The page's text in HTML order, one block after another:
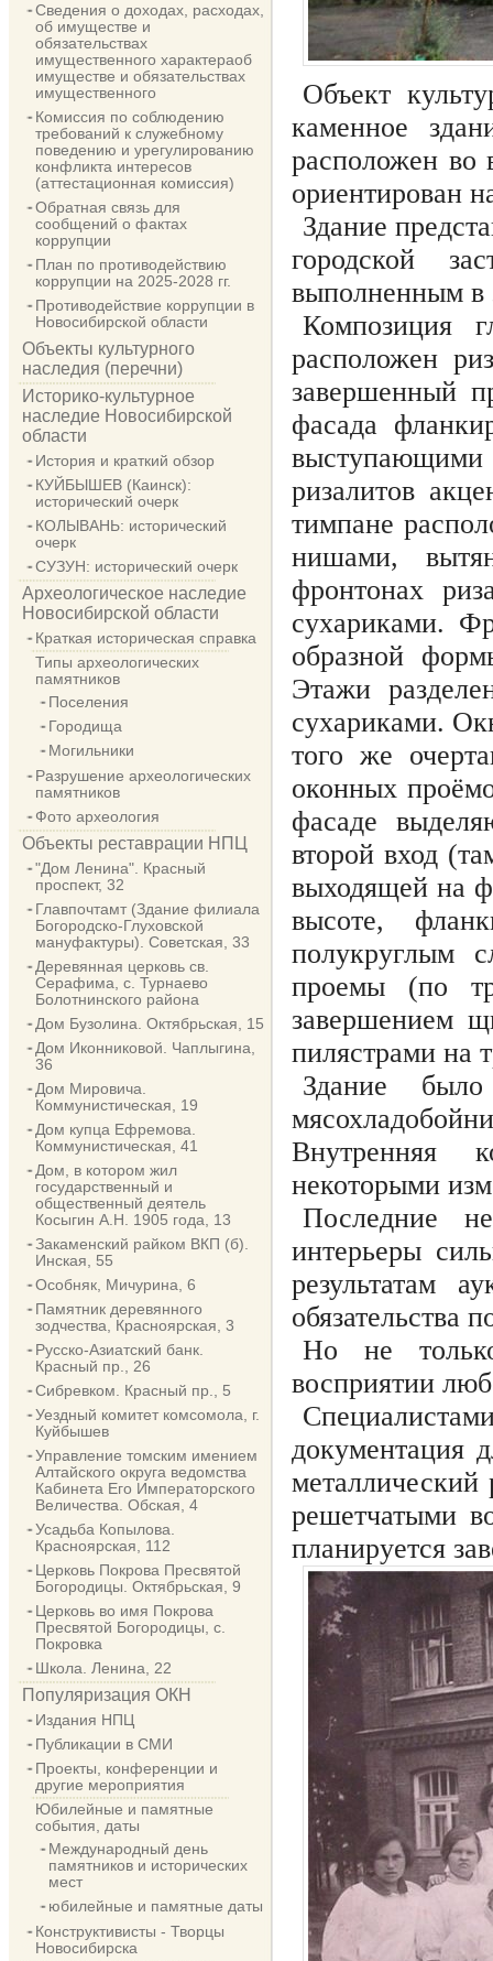
Сведения о доходах, расходах,
об имуществе и
обязательствах
имущественного характераоб
имуществе и обязательствах
имущественного
Комиссия по соблюдению
требований к служебному
поведению и урегулированию
конфликта интересов
(аттестационная комиссия)
Обратная связь для
сообщений о фактах
коррупции
План по противодействию
коррупции на 2025-2028 гг.
Противодействие коррупции в
Новосибирской области
Объекты культурного
наследия (перечни)
Историко-культурное
наследие Новосибирской
области
История и краткий обзор
КУЙБЫШЕВ (Каинск):
исторический очерк
КОЛЫВАНЬ: исторический
очерк
СУЗУН: исторический очерк
Археологическое наследие
Новосибирской области
Краткая историческая справка
Типы археологических
памятников
Поселения
Городища
Могильники
Разрушение археологических
памятников
Фото археология
Объекты реставрации НПЦ
"Дом Ленина". Красный
проспект, 32
Главпочтамт (Здание филиала
Богородско-Глуховской
мануфактуры). Советская, 33
Деревянная церковь св.
Серафима, с. Турнаево
Болотнинского района
Дом Бузолина. Октябрьская, 15
Дом Иконниковой. Чаплыгина,
36
Дом Мировича.
Коммунистическая, 19
Дом купца Ефремова.
Коммунистическая, 41
Дом, в котором жил
государственный и
общественный деятель
Косыгин А.Н. 1905 года, 13
Закаменский райком ВКП (б).
Инская, 55
Особняк, Мичурина, 6
Памятник деревянного
зодчества, Красноярская, 3
Русско-Азиатский банк.
Красный пр., 26
Сибревком. Красный пр., 5
Уездный комитет комсомола, г.
Куйбышев
Управление томским имением
Алтайского округа ведомства
Кабинета Его Императорского
Величества. Обская, 4
Усадьба Копылова.
Красноярская, 112
Церковь Покрова Пресвятой
Богородицы. Октябрьская, 9
Церковь во имя Покрова
Пресвятой Богородицы, с.
Покровка
Школа. Ленина, 22
Популяризация ОКН
Издания НПЦ
Публикации в СМИ
Проекты, конференции и
другие мероприятия
Юбилейные и памятные
события, даты
Международный день
памятников и исторических
мест
юбилейные и памятные даты
Конструктивисты - Творцы
Новосибирска
Объект
каменное
расположен во
ориентирован
Здание
городской
выполненным в
Композиция
расположен
завершенный
фасада
выступающими
ризалитов
тимпане
нишами,
фронтонах
сухариками.
образной
Этажи
сухариками.
того же
оконных
фасаде
второй вход
выходящей на
высоте,
полукруглым
проемы (по
завершением
пилястрами на
Здание
Внутренняя
некоторыми
Последние
интерьеры
результатам
обязательства
Но не
восприятии
документация
решетчатыми
планируется